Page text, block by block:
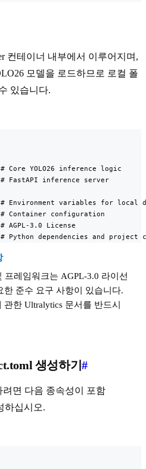
컨테이너 내부에서 이루어지며,
모델을 로드하므로 로컬 폴
있습니다.
YOLO26 inference logic
inference server
variables for local
configuration
3.0 License
dependencies and project
프레임워크는 AGPL-3.0 라이선
한 준수 요구 사항이 있습니다.
관한 Ultralytics 문서를 반드시
생성하기#
면 다음 종속성이 포함
하십시오.